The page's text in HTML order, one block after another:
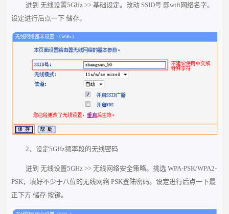
进到 无线设置5GHz >> 基础设定。改动 SSID号 即wifi网络名字。
设定进行后点一下 储存。
2、设定5GHz频率段的无线密码
进到 无线设置5GHz >> 无线网络安全策略。挑选 WPA-PSK/WPA2-
PSK，填好不少于八位的无线网络 PSK登陆密码。设定进行后点一下最
正下方 储存 按键。